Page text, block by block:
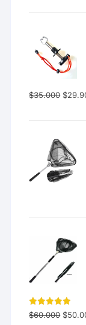
$35.000 $
Valorado
con 5.00
$60.000 $